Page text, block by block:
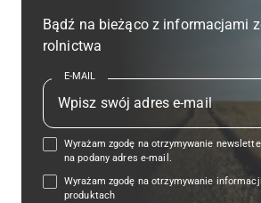
Bądź na bieżąco z informacjami
rolnictwa
E-MAIL
Wyrażam zgodę na otrzymywanie
na podany adres e-mail.
Wyrażam zgodę na otrzymywanie
produktach